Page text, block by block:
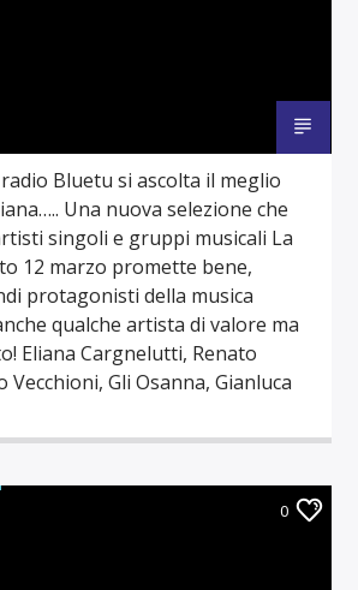
Bluetu si ascolta il meglio
Una nuova selezione che
singoli e gruppi musicali La
12 marzo promette bene,
protagonisti della musica
qualche artista di valore ma
Eliana Cargnelutti, Renato
Vecchioni, Gli Osanna, Gianluca
0